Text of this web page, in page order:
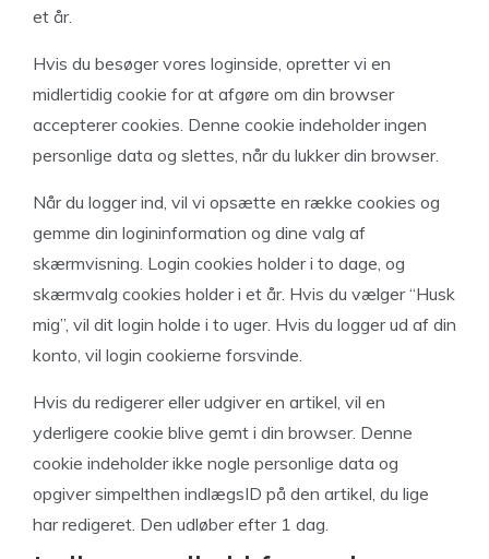
et år.
Hvis du besøger vores loginside, opretter vi en
midlertidig cookie for at afgøre om din browser
accepterer cookies. Denne cookie indeholder ingen
personlige data og slettes, når du lukker din browser.
Når du logger ind, vil vi opsætte en række cookies og
gemme din logininformation og dine valg af
skærmvisning. Login cookies holder i to dage, og
skærmvalg cookies holder i et år. Hvis du vælger “Husk
mig”, vil dit login holde i to uger. Hvis du logger ud af din
konto, vil login cookierne forsvinde.
Hvis du redigerer eller udgiver en artikel, vil en
yderligere cookie blive gemt i din browser. Denne
cookie indeholder ikke nogle personlige data og
opgiver simpelthen indlægsID på den artikel, du lige
har redigeret. Den udløber efter 1 dag.